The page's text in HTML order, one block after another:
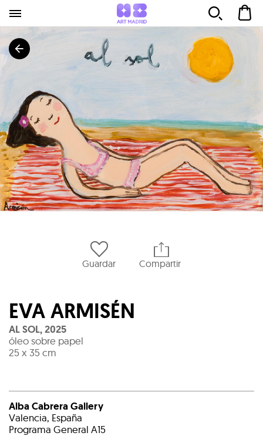
Guardar Compartir
EVA ARMISÉN
AL SOL,2025
óleo sobre papel
25 x 35 cm
Alba Cabrera Gallery
Valencia, España
Programa General A15